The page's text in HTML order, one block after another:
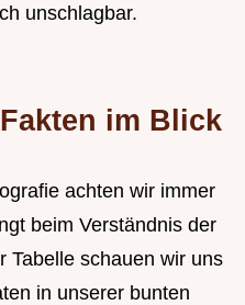
unschlagbar.
im Blick
achten wir immer
beim Verständnis der
Tabelle schauen wir uns
in unserer bunten